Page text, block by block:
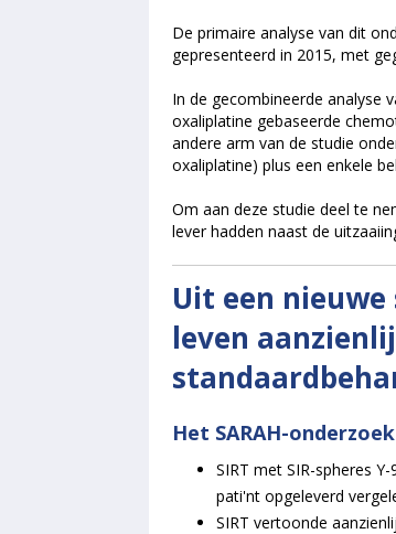
De primaire analyse van dit
gepresenteerd in 2015, met
In de gecombineerde analyse
oxaliplatine gebaseerde
andere arm van de studie
oxaliplatine) plus een enkele
Om aan deze studie deel te
lever hadden naast de
Uit een
leven
Het SARAH-
SIRT met SIR-spheres
pati'nt opgeleverd
SIRT vertoonde